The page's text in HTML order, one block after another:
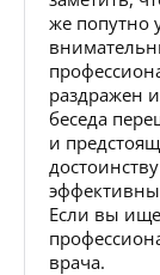
же попутно
раздражен
беседа
и
Если вы
врача.